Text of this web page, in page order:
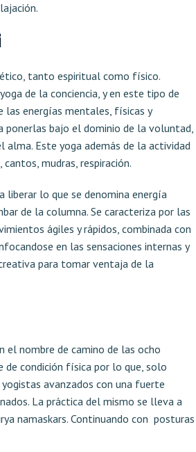
tanto espiritual como físico.
de la conciencia, y en este tipo de
las energías mentales, físicas y
ponerlas bajo el dominio de la voluntad,
alma. Este yoga además de la actividad
mudras, respiración.
liberar lo que se denomina energía
de la columna. Se caracteriza por las
ágiles y rápidos, combinada con
en las sensaciones internas y
para tomar ventaja de la
el nombre de camino de las ocho
de condición física por lo que, solo
avanzados con una fuerte
La práctica del mismo se lleva a
namaskars. Continuando con posturas